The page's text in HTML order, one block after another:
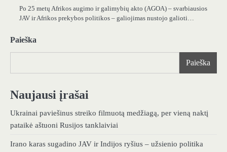
Po 25 metų Afrikos augimo ir galimybių akto (AGOA) – svarbiausios
JAV ir Afrikos prekybos politikos – galiojimas nustojo galioti…
Paieška
Paieška
Naujausi įrašai
Ukrainai paviešinus streiko filmuotą medžiagą, per vieną naktį
pataikė aštuoni Rusijos tanklaiviai
Irano karas sugadino JAV ir Indijos ryšius – užsienio politika